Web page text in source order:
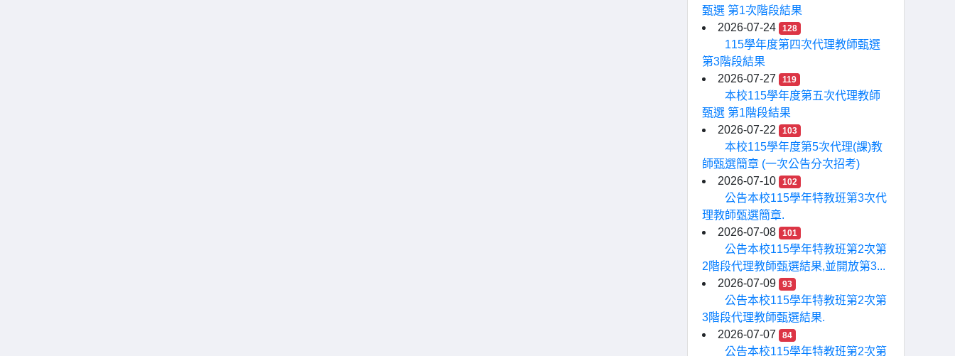
甄選 第1次階段結果
2026-07-24
128
115學年度第四次代理教師甄選
第3階段結果
2026-07-27
119
本校115學年度第五次代理教師
甄選 第1階段結果
2026-07-22
103
本校115學年度第5次代理(課)教
師甄選簡章 (一次公告分次招考)
2026-07-10
102
公告本校115學年特教班第3次代
理教師甄選簡章.
2026-07-08
101
公告本校115學年特教班第2次第
2階段代理教師甄選結果,並開放第3...
2026-07-09
93
公告本校115學年特教班第2次第
3階段代理教師甄選結果.
2026-07-07
84
公告本校115學年特教班第2次第